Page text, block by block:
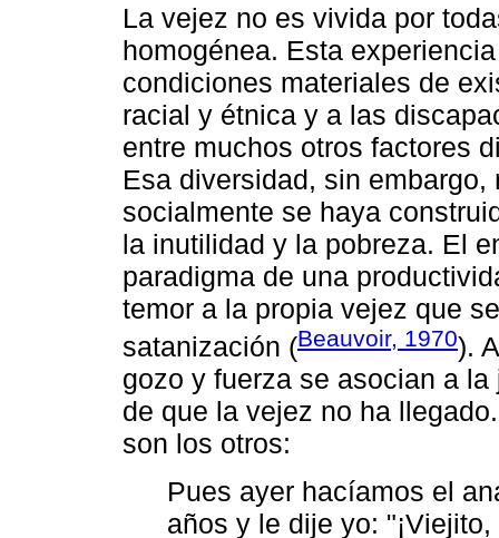
La vejez no es vivida por
homogénea. Esta
condiciones materiales de
racial y étnica y a las
entre muchos otros factores
Esa diversidad, sin
socialmente se haya
la inutilidad y la pobreza. El
paradigma de una
temor a la propia vejez que
satanización (Beauvoir, 1970).
gozo y fuerza se asocian a
de que la vejez no ha
son los otros:
Pues ayer hacíamos el
años y le dije yo: